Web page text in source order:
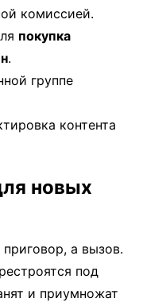
комиссией.
покупка
.
группе
контента
новых
а вызов.
под
и приумножат